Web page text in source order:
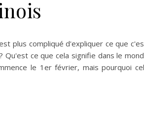
plus compliqué d'expliquer ce que
Qu'est ce que cela signifie dans le
le 1er février, mais pourquoi